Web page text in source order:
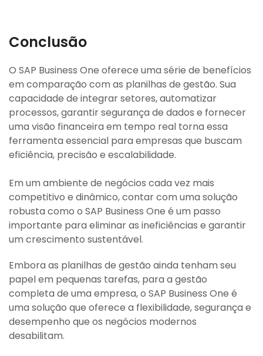
Conclusão
O SAP Business One oferece uma série de benefícios
em comparação com as planilhas de gestão. Sua
capacidade de integrar setores, automatizar
processos, garantir segurança de dados e fornecer
uma visão financeira em tempo real torna essa
ferramenta essencial para empresas que buscam
eficiência, precisão e escalabilidade.
Em um ambiente de negócios cada vez mais
competitivo e dinâmico, contar com uma solução
robusta como o SAP Business One é um passo
importante para eliminar as ineficiências e garantir
um crescimento sustentável.
Embora as planilhas de gestão ainda tenham seu
papel em pequenas tarefas, para a gestão
completa de uma empresa, o SAP Business One é
uma solução que oferece a flexibilidade, segurança e
desempenho que os negócios modernos
desabilitam.